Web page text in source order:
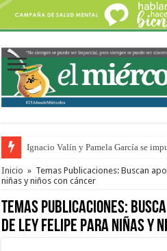
Ignacio Valín y Pamela García se
Traigo el litoral en mi canción: 100
Inicio » Temas Publicaciones: Buscan
niñas y niños con cáncer
Temas Publicaciones:
de Ley Felipe para niñas y